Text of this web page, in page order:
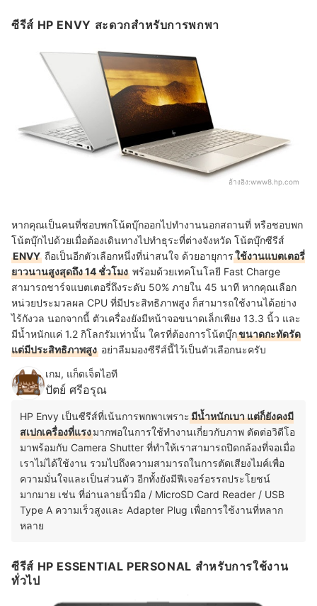
ซีรีส์ HP ENVY สะดวกสำหรับการพกพา
อ้างอิง:www8.hp.com
หากคุณเป็นคนที่ชอบพกโน้ตบุ๊กออกไปทำงานนอกสถานที่ หรือชอบพก
โน้ตบุ๊กไปด้วยเมื่อต้องเดินทางไปทำธุระที่ต่างจังหวัด โน้ตบุ๊กซีรีส์
ENVY ถือเป็นอีกตัวเลือกหนึ่งที่น่าสนใจ ด้วยอายุการใช้งานแบตเตอรี่
ยาวนานสูงสุดถึง 14 ชั่วโมง พร้อมด้วยเทคโนโลยี Fast Charge
สามารถชาร์จแบตเตอรี่ถึงระดับ 50% ภายใน 45 นาที หากคุณเลือก
หน่วยประมวลผล CPU ที่มีประสิทธิภาพสูง ก็สามารถใช้งานได้อย่าง
ไร้กังวล นอกจากนี้ ตัวเครื่องยังมีหน้าจอขนาดเล็กเพียง 13.3 นิ้ว และ
มีน้ำหนักแค่ 1.2 กิโลกรัมเท่านั้น ใครที่ต้องการโน้ตบุ๊กขนาดกะทัดรัด
แต่มีประสิทธิภาพสูง อย่าลืมมองซีรีส์นี้ไว้เป็นตัวเลือกนะครับ
เกม, แก็ดเจ็ตไอที
ปัตย์ ศรีอรุณ
HP Envy เป็นซีรีส์ที่เน้นการพกพาเพราะมีน้ำหนักเบา แต่ก็ยังคงมี
สเปกเครื่องที่แรงมากพอในการใช้ทำงานเกี่ยวกับภาพ ตัดต่อวิดีโอ
มาพร้อมกับ Camera Shutter ที่ทำให้เราสามารถปิดกล้องที่จอเมื่อ
เราไม่ได้ใช้งาน รวมไปถึงความสามารถในการตัดเสียงไมค์เพื่อ
ความมั่นใจและเป็นส่วนตัว อีกทั้งยังมีฟีเจอร์อรรถประโยชน์
มากมาย เช่น ที่อ่านลายนิ้วมือ / MicroSD Card Reader / USB
Type A ความเร็วสูงและ Adapter Plug เพื่อการใช้งานที่หลาก
หลาย
ซีรีส์ HP ESSENTIAL PERSONAL สำหรับการใช้งาน
ทั่วไป